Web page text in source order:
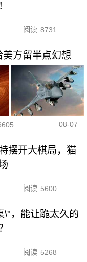
阅读 8731
方留半点幻想
08-07
摆开大棋局，猫
阅读 5600
\"，能让跪太久的
阅读 5268